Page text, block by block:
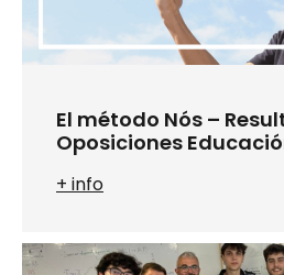
El método Nós –
Oposiciones
+ info